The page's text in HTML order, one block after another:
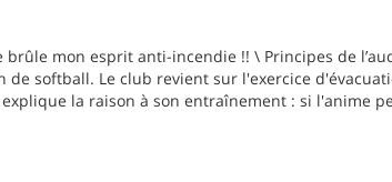
mon esprit anti-incendie !! \ Principes de
de softball. Le club revient sur l'exercice
la raison à son entraînement : si l'anime